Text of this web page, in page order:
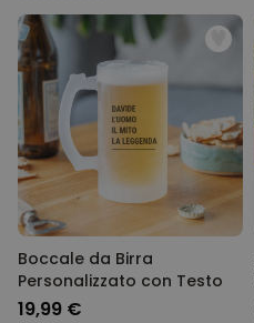
Boccale da Birra
Personalizzato con Testo
19,99 €